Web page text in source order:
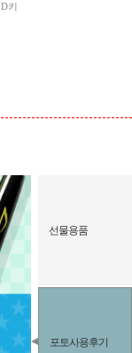
키
선물용품
포토사용후기